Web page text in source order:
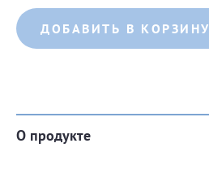
ДОБАВИТЬ В КОРЗИНУ
О продукте